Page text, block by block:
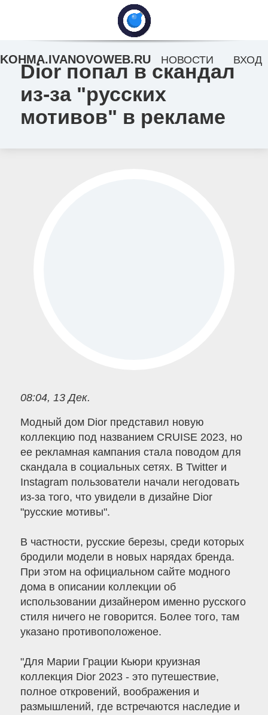
Dior попал в скандал
из-за "русских
мотивов" в рекламе
08:04, 13 Дек.
Модный дом Dior представил новую
коллекцию под названием CRUISE 2023, но
ее рекламная кампания стала поводом для
скандала в социальных сетях. В Twitter и
Instagram пользователи начали негодовать
из-за того, что увидели в дизайне Dior
"русские мотивы".
В частности, русские березы, среди которых
бродили модели в новых нарядах бренда.
При этом на официальном сайте модного
дома в описании коллекции об
использовании дизайнером именно русского
стиля ничего не говорится. Более того, там
указано противоположеное.
"Для Марии Грации Кьюри круизная
коллекция Dior 2023 - это путешествие,
полное откровений, воображения и
размышлений, где встречаются наследие и
KOHMA.IVANOVOWEB.RU НОВОСТИ ВХОД